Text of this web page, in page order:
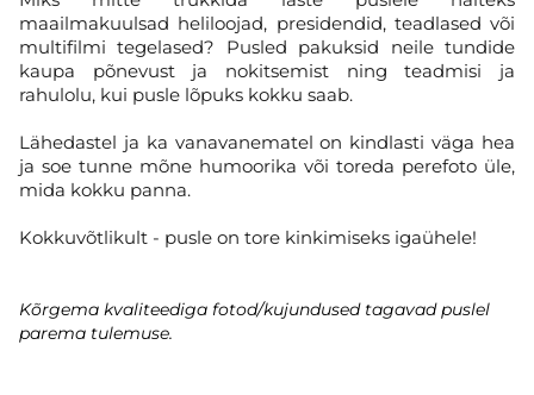
maailmakuulsad heliloojad, presidendid, teadlased või
multifilmi tegelased? Pusled pakuksid neile tundide
kaupa põnevust ja nokitsemist ning teadmisi ja
rahulolu, kui pusle lõpuks kokku saab.
Lähedastel ja ka vanavanematel on kindlasti väga hea
ja soe tunne mõne humoorika või toreda perefoto üle,
mida kokku panna.
Kokkuvõtlikult - pusle on tore kinkimiseks igaühele!
Kõrgema kvaliteediga fotod/kujundused tagavad puslel
parema tulemuse.